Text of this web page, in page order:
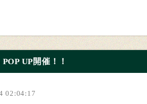
UP開催！！
02:04:17